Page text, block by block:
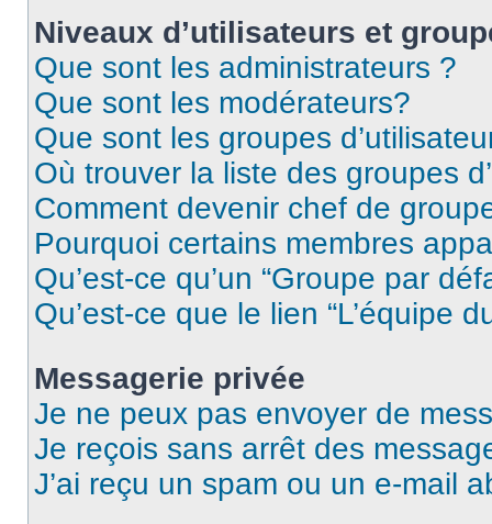
Niveaux d’utilisateurs et
Que sont les administrateurs ?
Que sont les modérateurs?
Que sont les groupes
Où trouver la liste des groupes
Comment devenir chef de
Pourquoi certains membres
Qu’est-ce qu’un “Groupe par
Qu’est-ce que le lien “L’équipe
Messagerie privée
Je ne peux pas envoyer de
Je reçois sans arrêt des
J’ai reçu un spam ou un e-mail